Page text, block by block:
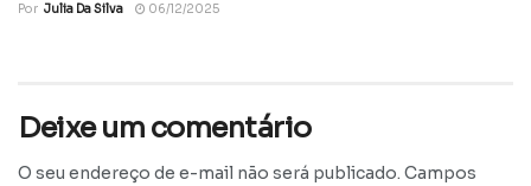
Por Julia Da Silva 06/12/2025
Deixe um comentário
O seu endereço de e-mail não será publicado. Campos